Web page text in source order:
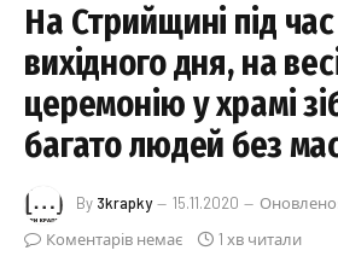
На Стрийщині під
вихідного дня, на
церемонію у храмі
багато людей без
By 3krapky 15.11.2020 Оновлено:
Коментарів немає
1 хв читали